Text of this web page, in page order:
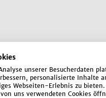
unserer Besucherdaten
personalisierte Inhalte
Webseiten-Erlebnis zu
uns verwendeten Cookies
pfaffenberg@mal-